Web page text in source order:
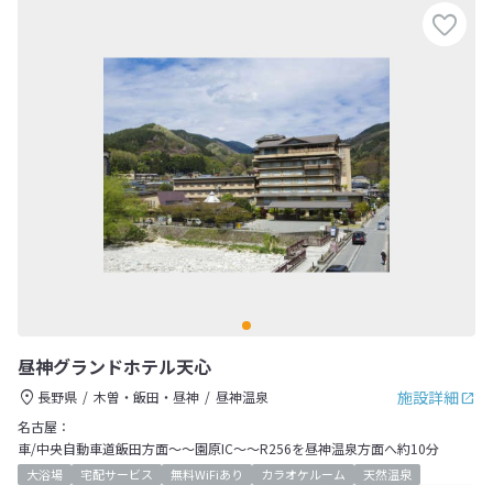
昼神グランドホテル天心
施設詳細
長野県 木曽・飯田・昼神
昼神温泉
名古屋：
車/中央自動車道飯田方面～～園原IC～～R256を昼神温泉方面へ約10分
大浴場 宅配サービス 無料WiFiあり カラオケルーム
天然温泉